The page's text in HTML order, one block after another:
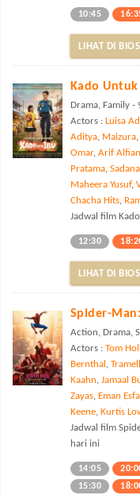
10:45
LIHAT DI
Kado
Drama, Family -
Actors : Luisa
Aditya, Maizura,
Omar, Arif
Pratama,
Maheera Yusuf,
Chacha Hits,
Jadwal film
12:30
LIHAT DI
Spider-
Action, Drama,
Actors : Tom
Bernthal ,
Kaahn, Jamaal
Zayas, Eman
Keene, Kurtis
Jadwal film
hari ini
14:05
15:30